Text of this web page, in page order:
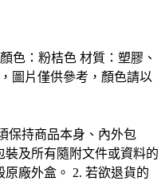
色：粉桔色 材質：塑膠、
圖片僅供參考，顏色請以
保持商品本身、內外包
及所有隨附文件或資料的
廠外盒。 2. 若欲退貨的